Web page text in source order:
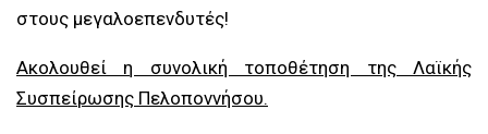
στους μεγαλοεπενδυτές!
Ακολουθεί η συνολική τοποθέτηση της Λαϊκής
Συσπείρωσης Πελοποννήσου.